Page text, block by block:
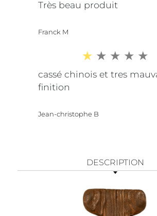
Très beau produit
Franck M
cassé chinois et tres
finition
Jean-christophe B
DESCRIPTION